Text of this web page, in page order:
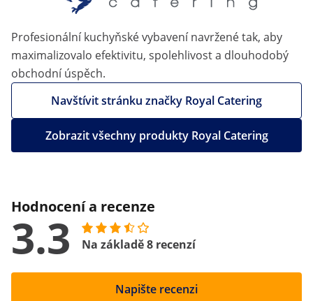
Profesionální kuchyňské vybavení navržené tak, aby
maximalizovalo efektivitu, spolehlivost a dlouhodobý
obchodní úspěch.
Navštívit stránku značky Royal Catering
Zobrazit všechny produkty Royal Catering
Hodnocení a recenze
3.3 Na základě 8 recenzí
Napište recenzi